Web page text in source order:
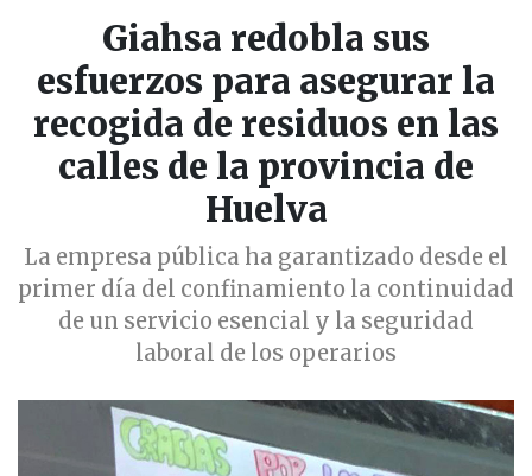
Giahsa redobla sus
esfuerzos para asegurar la
recogida de residuos en las
calles de la provincia de
Huelva
La empresa pública ha garantizado desde el
primer día del confinamiento la continuidad
de un servicio esencial y la seguridad
laboral de los operarios